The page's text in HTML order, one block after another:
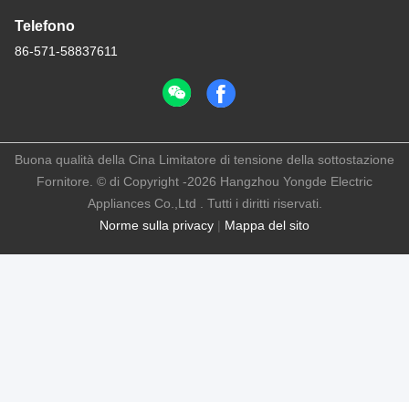
Telefono
86-571-58837611
Norme sulla privacy | Mappa del sito
Buona qualità della Cina Limitatore di tensione della sottostazione
Fornitore. © di Copyright -2026 Hangzhou Yongde Electric
Appliances Co.,Ltd . Tutti i diritti riservati.